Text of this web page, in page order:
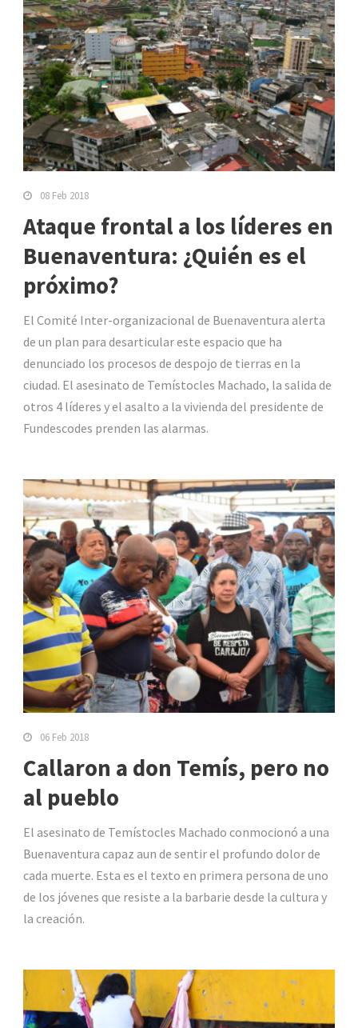
08 Feb 2018
Ataque frontal a los líderes en
Buenaventura: ¿Quién es el
próximo?
El Comité Inter-organizacional de Buenaventura alerta
de un plan para desarticular este espacio que ha
denunciado los procesos de despojo de tierras en la
ciudad. El asesinato de Temístocles Machado, la salida de
otros 4 líderes y el asalto a la vivienda del presidente de
Fundescodes prenden las alarmas.
06 Feb 2018
Callaron a don Temís, pero no
al pueblo
El asesinato de Temístocles Machado conmocionó a una
Buenaventura capaz aun de sentir el profundo dolor de
cada muerte. Esta es el texto en primera persona de uno
de los jóvenes que resiste a la barbarie desde la cultura y
la creación.